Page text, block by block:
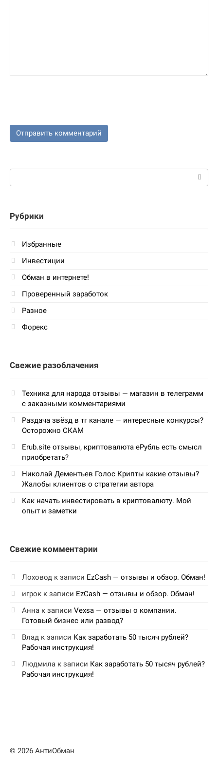
Поиск:
Рубрики
Избранные
Инвестиции
Обман в интернете!
Проверенный заработок
Разное
Форекс
Свежие разоблачения
Техника для народа отзывы — магазин в телеграмм
с заказными комментариями
Раздача звёзд в тг канале — интересные конкурсы?
Осторожно СКАМ
Erub.site отзывы, криптовалюта еРубль есть смысл
приобретать?
Николай Дементьев Голос Крипты какие отзывы?
Жалобы клиентов о стратегии автора
Как начать инвестировать в криптовалюту. Мой
опыт и заметки
Свежие комментарии
Лоховод к записи EzCash — отзывы и обзор. Обман!
игрок к записи EzCash — отзывы и обзор. Обман!
Анна к записи Vexsa — отзывы о компании.
Готовый бизнес или развод?
Влад к записи Как заработать 50 тысяч рублей?
Рабочая инструкция!
Людмила к записи Как заработать 50 тысяч рублей?
Рабочая инструкция!
© 2026 АнтиОбман